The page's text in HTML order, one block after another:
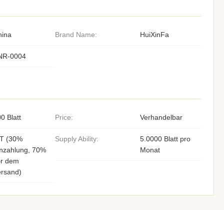
Brand Name: HuiXinFa
0004
Blatt Price: Verhandelbar
(30%
70%
dem
Supply Ability:
5.0000 Blatt pro
Monat